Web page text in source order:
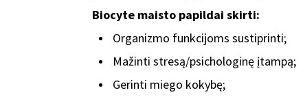
Biocyte maisto papildai skirti:
Organizmo funkcijoms sustiprinti;
Mažinti stresą/psichologinę įtampą;
Gerinti miego kokybę;